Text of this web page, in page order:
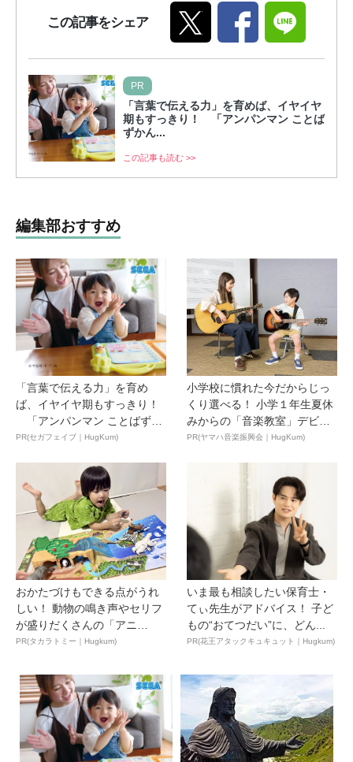
この記事をシェア
PR
「言葉で伝える力」を育めば、イヤイヤ
期もすっきり！ 「アンパンマン ことば
ずかん...
この記事も読む >>
編集部おすすめ
「言葉で伝える力」を育め
ば、イヤイヤ期もすっきり！
「アンパンマン ことばずか
ん...
PR(セガフェイブ｜HugKum)
小学校に慣れた今だからじっ
くり選べる！ 小学１年生夏休
みからの「音楽教室」デビ
ュ...
PR(ヤマハ音楽振興会｜HugKum)
おかたづけもできる点がうれ
しい！ 動物の鳴き声やセリフ
が盛りだくさんの「アニ
ア ...
PR(タカラトミー｜Hugkum)
いま最も相談したい保育士・
てぃ先生がアドバイス！ 子ど
もの“おてつだい”に、どん...
PR(花王アタックキュキュット｜Hugkum)